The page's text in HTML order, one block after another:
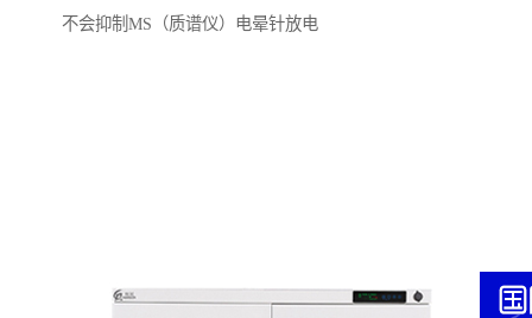
不会抑制MS（质谱仪）电晕针放电